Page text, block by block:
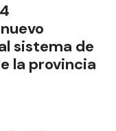
sistema de
la provincia